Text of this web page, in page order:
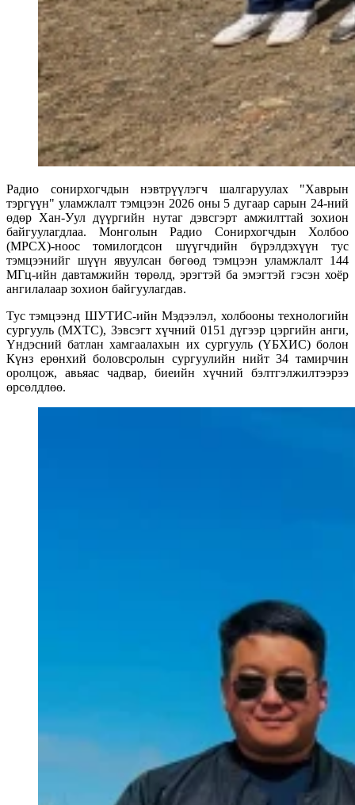
Радио сонирхогчдын нэвтрүүлэгч шалгаруулах "Хаврын
тэргүүн" уламжлалт тэмцээн 2026 оны 5 дугаар сарын 24-ний
өдөр Хан-Уул дүүргийн нутаг дэвсгэрт амжилттай зохион
байгуулагдлаа. Монголын Радио Сонирхогчдын Холбоо
(МРСХ)-ноос томилогдсон шүүгчдийн бүрэлдэхүүн тус
тэмцээнийг шүүн явуулсан бөгөөд тэмцээн уламжлалт 144
МГц-ийн давтамжийн төрөлд, эрэгтэй ба эмэгтэй гэсэн хоёр
ангилалаар зохион байгуулагдав.
Тус тэмцээнд ШУТИС-ийн Мэдээлэл, холбооны технологийн
сургууль (МХТС), Зэвсэгт хүчний 0151 дүгээр цэргийн анги,
Үндэсний батлан хамгаалахын их сургууль (ҮБХИС) болон
Күнз ерөнхий боловсролын сургуулийн нийт 34 тамирчин
оролцож, авьяас чадвар, биеийн хүчний бэлтгэлжилтээрээ
өрсөлдлөө.